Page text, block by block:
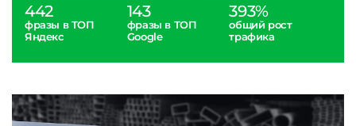
442
фразы в ТОП
Яндекс
143
фразы в ТОП
Google
393%
общий рост
трафика